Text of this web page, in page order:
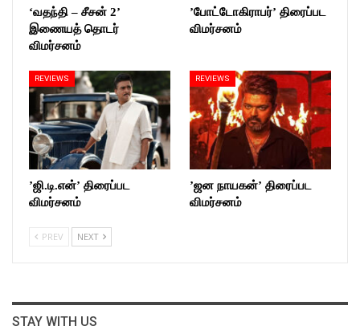
‘வதந்தி – சீசன் 2’
இணையத் தொடர்
விமர்சனம்
’போட்டோகிராபர்’ திரைப்பட
விமர்சனம்
REVIEWS
’ஜி.டி.என்’ திரைப்பட
விமர்சனம்
REVIEWS
’ஜன நாயகன்’ திரைப்பட
விமர்சனம்
PREV NEXT
STAY WITH US